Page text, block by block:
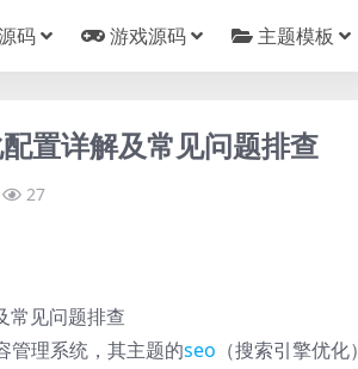
码 游戏源码 主题模板
置详解及常见问题排查
27
管理系统，其主题的seo （搜索引擎优化）